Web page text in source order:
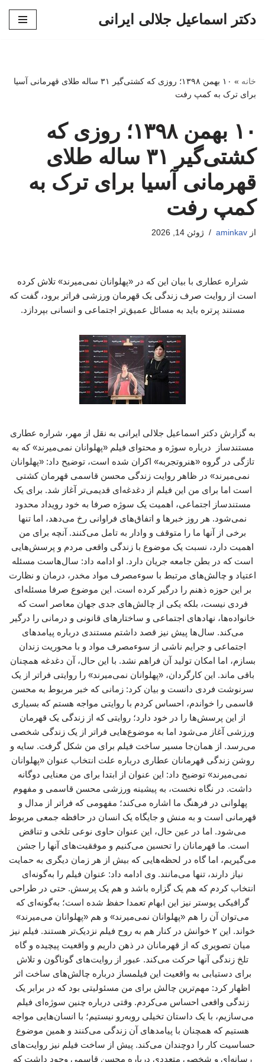
دکتر اسماعیل جلالی ایرانی
خانه »
۱۰ بهمن ۱۳۹۸؛ روزی که کشتی‌گیر ۳۱ ساله طلای قهرمانی آسیا
برای ترک به کمپ رفت
۱۰ بهمن ۱۳۹۸؛ روزی که
کشتی‌گیر ۳۱ ساله طلای
قهرمانی آسیا برای ترک به
کمپ رفت
از aminkav ژوئن 14, 2026
شراره عطاری با بیان این که در «پهلوانان نمی‌میرند» تلاش کرده
است از روایت صرف زندگی یک قهرمان ورزشی فراتر برود، گفت که
مستند پرتره باید به مسائل عمیق‌تر اجتماعی و انسانی بپردازد.
به گزارش دکتر اسماعیل جلالی ایرانی به نقل از مهر، شراره عطاری
مستندساز درباره سوژه و محتوای فیلم «پهلوانان نمی‌میرند» که به
تازگی در گروه «هنروتجربه» اکران شده است، توضیح داد: «پهلوانان
نمی‌میرند» در ظاهر روایت زندگی محسن قاسمی قهرمان کشتی
است اما برای من این فیلم از دغدغه‌ای قدیمی‌تر آغاز شد. برای یک
مستندساز اجتماعی، اهمیت یک سوژه صرفا به خود رویداد محدود
نمی‌شود. هر روز خبرها و اتفاق‌های فراوانی رخ می‌دهد، اما تنها
برخی از آنها ما را متوقف و وادار به تامل می‌کنند. آنچه برای من
اهمیت دارد، نسبت یک موضوع با زندگی واقعی مردم و پرسش‌هایی
است که در بطن جامعه جریان دارد. او ادامه داد: سال‌هاست مسئله
اعتیاد و چالش‌های مرتبط با سوءمصرف مواد مخدر، درمان و نظارت
بر این حوزه ذهنم را درگیر کرده است. این موضوع صرفا مسئله‌ای
فردی نیست، بلکه یکی از چالش‌های جدی جهان معاصر است که
خانواده‌ها، نهادهای اجتماعی و ساختارهای قانونی و درمانی را درگیر
می‌کند. سال‌ها پیش نیز قصد داشتم مستندی درباره پیامدهای
اجتماعی و جرایم ناشی از سوءمصرف مواد و با محوریت زندان
بسازم، اما امکان تولید آن فراهم نشد. با این حال، آن دغدغه همچنان
باقی ماند. این کارگردان، «پهلوانان نمی‌میرند» را روایتی فراتر از یک
سرنوشت فردی دانست و بیان کرد: زمانی که خبر مربوط به محسن
قاسمی را خواندم، احساس کردم با روایتی مواجه هستم که بسیاری
از این پرسش‌ها را در خود دارد؛ روایتی که از زندگی یک قهرمان
ورزشی آغاز می‌شود اما به موضوع‌هایی فراتر از یک زندگی شخصی
می‌رسد. از همان‌جا مسیر ساخت فیلم برای من شکل گرفت. سایه و
روشن زندگی قهرمانان عطاری درباره علت انتخاب عنوان «پهلوانان
نمی‌میرند» توضیح داد: این عنوان از ابتدا برای من معنایی دوگانه
داشت. در نگاه نخست، به پیشینه ورزشی محسن قاسمی و مفهوم
پهلوانی در فرهنگ ما اشاره می‌کند؛ مفهومی که فراتر از مدال و
قهرمانی است و به منش و جایگاه یک انسان در حافظه جمعی مربوط
می‌شود. اما در عین حال، این عنوان حاوی نوعی تلخی و تناقض
است. ما قهرمانان را تحسین می‌کنیم و موفقیت‌های آنها را جشن
می‌گیریم، اما گاه در لحظه‌هایی که بیش از هر زمان دیگری به حمایت
نیاز دارند، تنها می‌مانند. وی ادامه داد: عنوان فیلم را به‌گونه‌ای
انتخاب کردم که هم یک گزاره باشد و هم یک پرسش. حتی در طراحی
گرافیکی پوستر نیز این ابهام تعمدا حفظ شده است؛ به‌گونه‌ای که
می‌توان آن را هم «پهلوانان نمی‌میرند» و هم «پهلوانان می‌میرند»
خواند. این ۲ خوانش در کنار هم به روح فیلم نزدیک‌تر هستند. فیلم نیز
میان تصویری که از قهرمانان در ذهن داریم و واقعیت پیچیده و گاه
تلخ زندگی آنها حرکت می‌کند. عبور از روایت‌های گوناگون و تلاش
برای دستیابی به واقعیت این فیلمساز درباره چالش‌های ساخت اثر
اظهار کرد: مهم‌ترین چالش برای من مسئولیتی بود که در برابر یک
زندگی واقعی احساس می‌کردم. وقتی درباره چنین سوژه‌ای فیلم
می‌سازیم، با یک داستان تخیلی روبه‌رو نیستیم؛ با انسان‌هایی مواجه
هستیم که همچنان با پیامدهای آن زندگی می‌کنند و همین موضوع
حساسیت کار را دوچندان می‌کند. پیش از ساخت فیلم نیز روایت‌های
رسانه‌ای و شخصی متعددی درباره محسن قاسمی وجود داشت که